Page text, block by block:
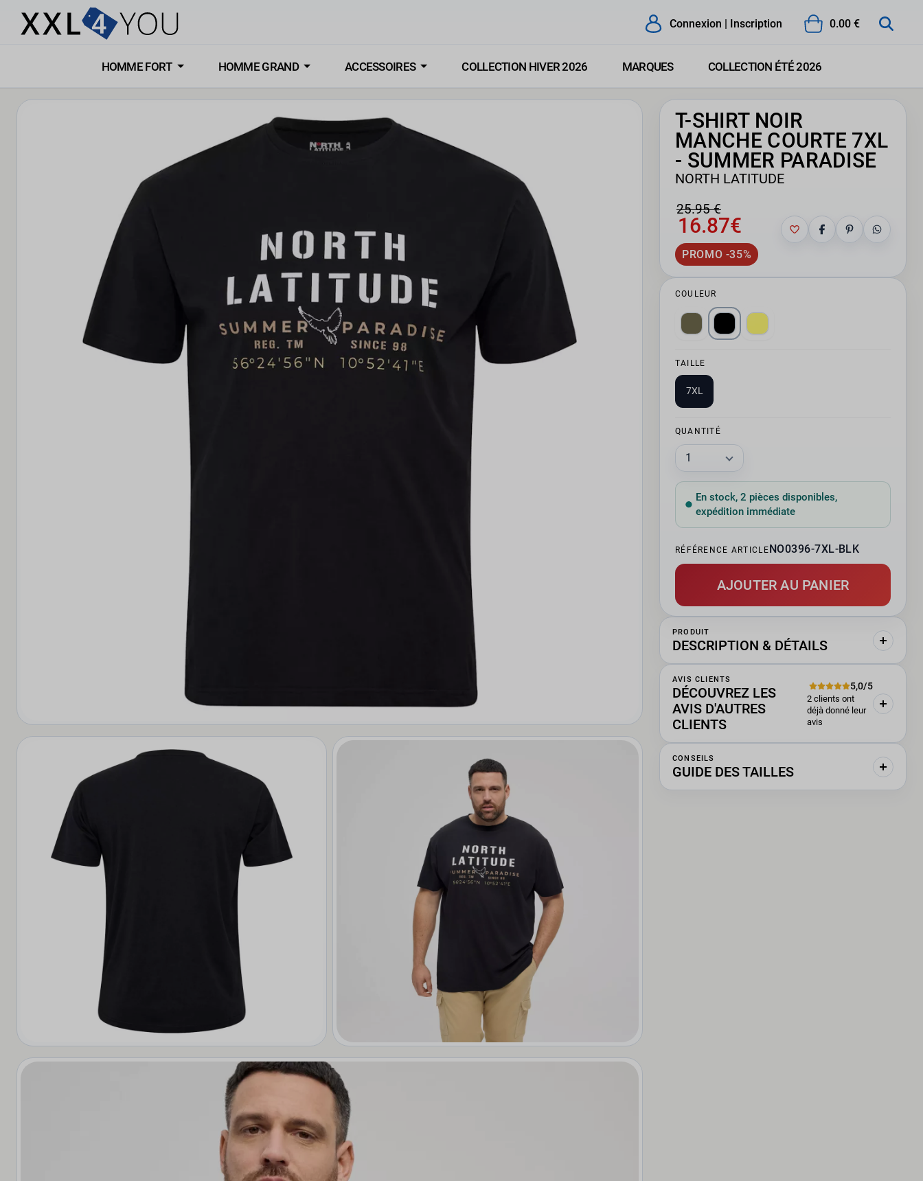
Connexion | Inscription 0.00 €
HOMME FORT HOMME GRAND ACCESSOIRES COLLECTION HIVER 2026 MARQUES COLLECTION ÉTÉ 2026
T-SHIRT NOIR
MANCHE COURTE 7XL
- SUMMER PARADISE
NORTH LATITUDE
25.95 €
16.87€
PROMO -35%
COULEUR
TAILLE
7XL
QUANTITÉ
En stock, 2 pièces disponibles,
expédition immédiate
RÉFÉRENCE ARTICLENO0396-7XL-BLK
AJOUTER AU PANIER
PRODUIT
DESCRIPTION & DÉTAILS
AVIS CLIENTS
DÉCOUVREZ LES
AVIS D'AUTRES
CLIENTS
5,0/5
2 clients ont
déjà donné leur
avis
CONSEILS
GUIDE DES TAILLES